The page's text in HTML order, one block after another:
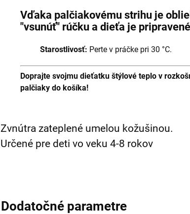
Vďaka palčiakovému strihu je
"vsunúť" rúčku a dieťa je
Starostlivosť: Perte v práčke pri 30 °C.
Doprajte svojmu dieťatku štýlové teplo v
palčiaky do košíka!
Zvnútra zateplené umelou kožušinou.
Určené pre deti vo veku 4-8 rokov
Dodatočné parametre